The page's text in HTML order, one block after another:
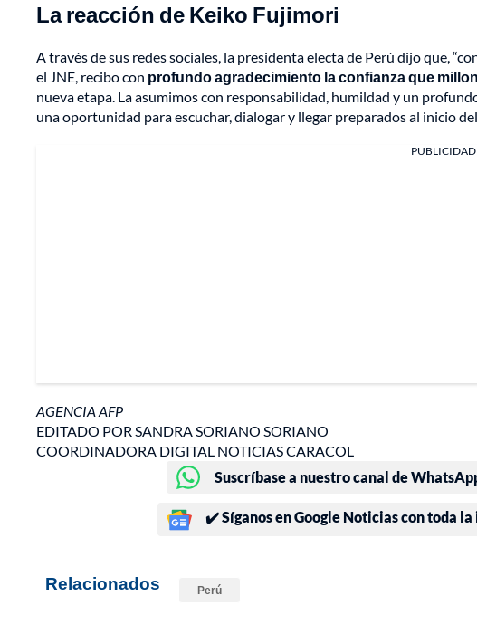
La reacción de Keiko Fujimori
A través de sus redes sociales, la presidenta electa de Perú dijo que,
el JNE, recibo con profundo agradecimiento la confianza que
nueva etapa. La asumimos con responsabilidad, humildad y un
una oportunidad para escuchar, dialogar y llegar preparados al inicio
PUBLICIDAD
AGENCIA AFP
EDITADO POR SANDRA SORIANO SORIANO
COORDINADORA DIGITAL NOTICIAS CARACOL
Suscríbase a nuestro canal de
✔️ Síganos en Google Noticias con toda
Relacionados Perú